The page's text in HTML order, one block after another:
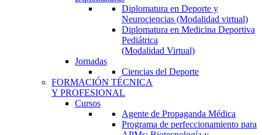
Diplomatura en Deporte y
Neurociencias (Modalidad virtual)
Diplomatura en Medicina Deportiva
Pediátrica
(Modalidad Virtual)
Jornadas
Ciencias del Deporte
FORMACIÓN TÉCNICA
Y PROFESIONAL
Cursos
Agente de Propaganda Médica
Programa de perfeccionamiento para